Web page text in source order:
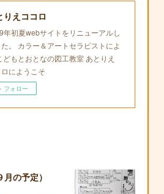
りえココロ
年初夏webサイトをリニューアルし
た。 カラー＆アートセラピストによ
どもとおとなの図工教室 あとりえ
ロにようこそ
フォロー
の予定）